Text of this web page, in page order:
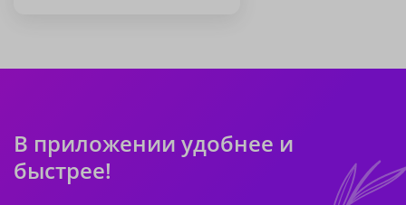
В приложении удобнее и
быстрее!